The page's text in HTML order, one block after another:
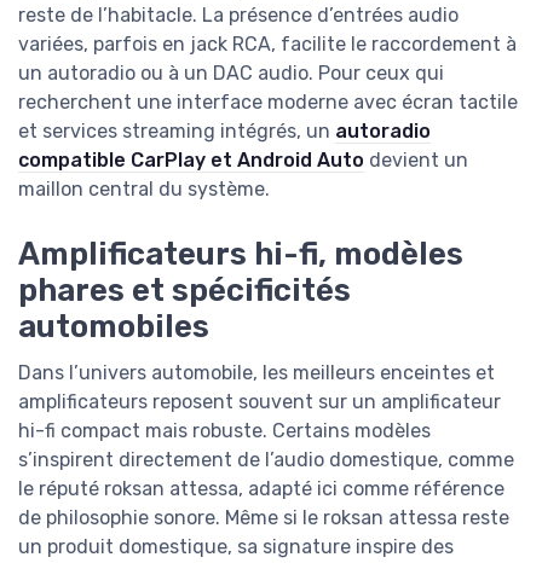
reste de l’habitacle. La présence d’entrées audio
variées, parfois en jack RCA, facilite le raccordement à
un autoradio ou à un DAC audio. Pour ceux qui
recherchent une interface moderne avec écran tactile
et services streaming intégrés, un autoradio
compatible CarPlay et Android Auto devient un
maillon central du système.
Amplificateurs hi-fi, modèles
phares et spécificités
automobiles
Dans l’univers automobile, les meilleurs enceintes et
amplificateurs reposent souvent sur un amplificateur
hi-fi compact mais robuste. Certains modèles
s’inspirent directement de l’audio domestique, comme
le réputé roksan attessa, adapté ici comme référence
de philosophie sonore. Même si le roksan attessa reste
un produit domestique, sa signature inspire des